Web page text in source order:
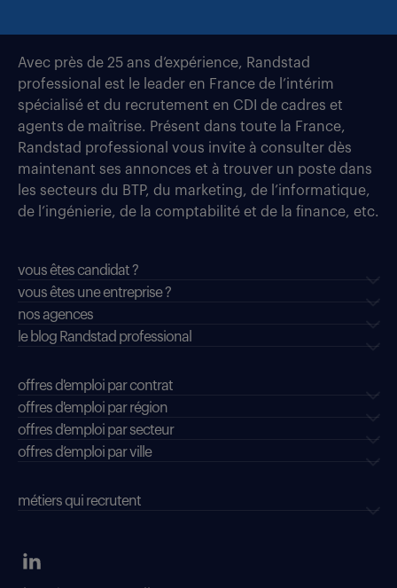
Avec près de 25 ans d’expérience, Randstad
professional est le leader en France de l’intérim
spécialisé et du recrutement en CDI de cadres et
agents de maîtrise. Présent dans toute la France,
Randstad professional vous invite à consulter dès
maintenant ses annonces et à trouver un poste dans
les secteurs du BTP, du marketing, de l’informatique,
de l’ingénierie, de la comptabilité et de la finance, etc.
vous êtes candidat ?
vous êtes une entreprise ?
nos agences
le blog Randstad professional
offres d'emploi par contrat
offres d'emploi par région
offres d'emploi par secteur
offres d’emploi par ville
métiers qui recrutent